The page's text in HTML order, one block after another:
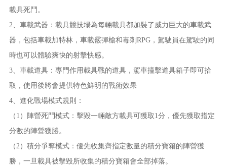
載具死鬥。
2、車載武器：載具競技場為每輛載具都加裝了威力巨大的車載武
器，包括車載加特林，車載霰彈槍和毒刺RPG，駕駛員在駕駛的同
時也可以體驗爽快的射擊快感。
3、車載道具：專門作用載具戰的道具，駕車撞擊道具箱子即可拾
取，使用後將會提供特色鮮明的戰術效果
4、進化戰場模式規則：
（1）陣營死鬥模式：擊毀一輛敵方載具可獲取1分，優先獲取指定
分數的陣營獲勝。
（2）積分爭奪模式：優先收集齊指定數量的積分寶箱的陣營獲
勝，一旦載具被擊毀所收集的積分寶箱會全部掉落。